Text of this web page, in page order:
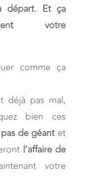
départ. Et ça
votre
comme ça
déjà pas mal,
bien ces
de géantet
l’affaire de
votre